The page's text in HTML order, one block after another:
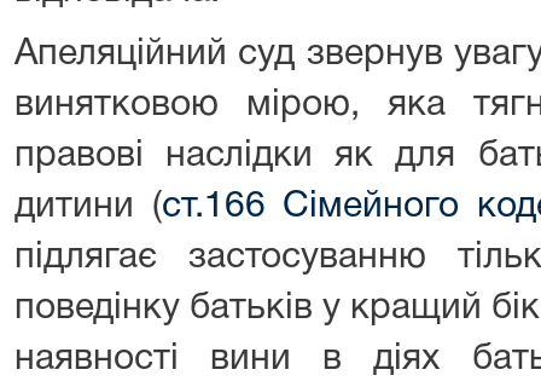
Апеляційний суд звернув
винятковою мірою, яка
правові наслідки як для
дитини (ст.166 Сімейного
підлягає застосуванню
поведінку батьків у кращий
наявності вини в діях